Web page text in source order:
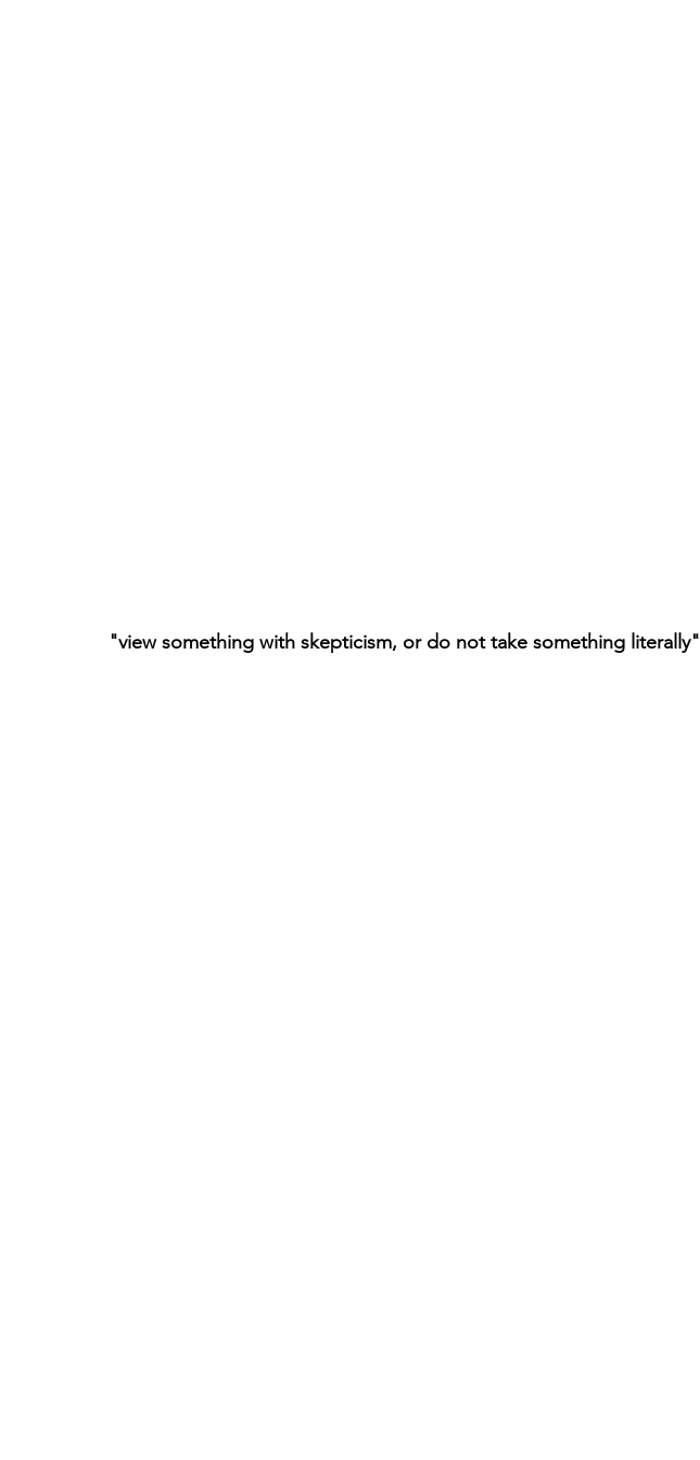
"view something with skepticism, or do not take something literally"